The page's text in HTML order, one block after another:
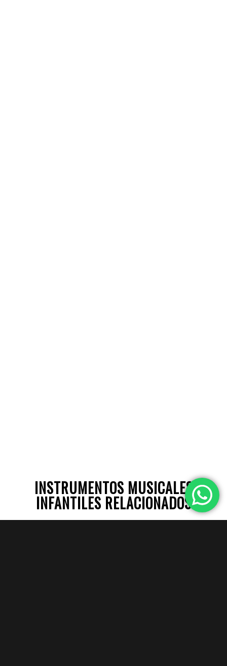
INSTRUMENTOS MUSICALES
INFANTILES RELACIONADOS